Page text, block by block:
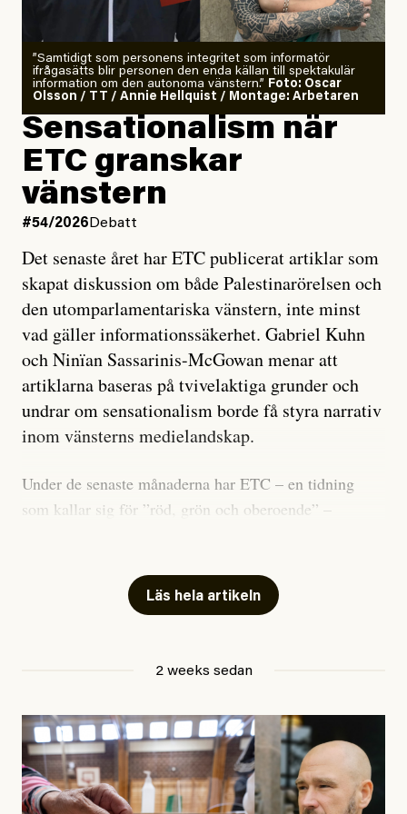
”Samtidigt som personens integritet som informatör
ifrågasätts blir personen den enda källan till spektakulär
information om den autonoma vänstern.” Foto: Oscar
Olsson / TT / Annie Hellquist / Montage: Arbetaren
Sensationalism när
ETC granskar
vänstern
#54/2026 Debatt
Det senaste året har ETC publicerat artiklar som
skapat diskussion om både Palestinarörelsen och
den utomparlamentariska vänstern, inte minst
vad gäller informationssäkerhet. Gabriel Kuhn
och Ninïan Sassarinis-McGowan menar att
artiklarna baseras på tvivelaktiga grunder och
undrar om sensationalism borde få styra narrativ
inom vänsterns medielandskap.
Under de senaste månaderna har ETC – en tidning
som kallar sig för ”röd, grön och oberoende” –
skriver för? Vad betyder det att vara en ”röd, grön och
oberoende” tidning? Och vad är egentligen bra
utpekas som israelisk infiltratör”. Enligt ingressen
handlar artikeln om en person vars ”bakgrund skapar
splittring och oro i rörelsen”. Problemet är att artikeln
Läs hela artikeln
2 weeks sedan